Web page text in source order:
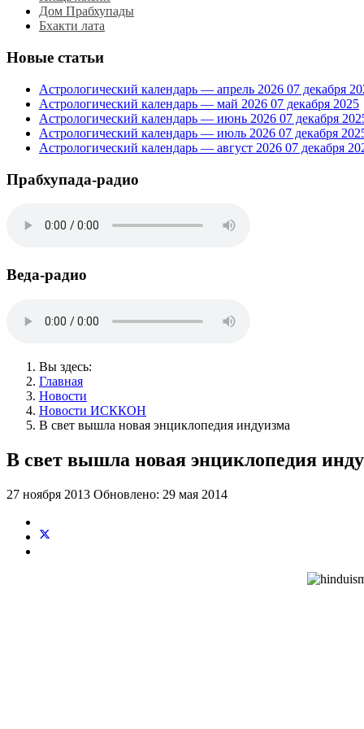
Дом Прабхупады
Бхакти лата
Новые статьи
Астрологический календарь — апрель 2026 07 декабря
Астрологический календарь — май 2026 07 декабря 2025
Астрологический календарь — июнь 2026 07 декабря
Астрологический календарь — июль 2026 07 декабря
Астрологический календарь — август 2026 07 декабря
Прабхупада-радио
Веда-радио
Вы здесь:
Главная
Новости
Новости ИСККОН
В свет вышла новая энциклопедия индуизма
В свет вышла новая энциклопедия
27 ноября 2013 Обновлено: 29 мая 2014